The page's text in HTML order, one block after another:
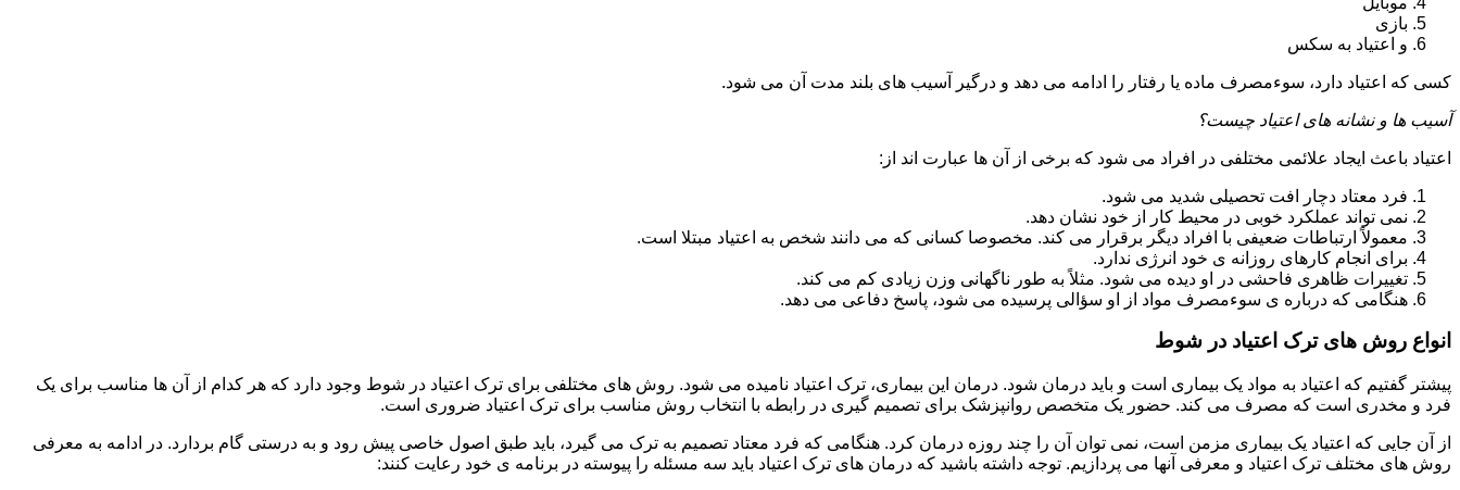
بازی
و اعتیاد به سکس
کسی که اعتیاد دارد، سوءمصرف ماده یا رفتار را ادامه می دهد و درگیر آسیب های بلند مدت آن می شود.
آسیب ها و نشانه های اعتیاد چیست؟
اعتیاد باعث ایجاد علائمی مختلفی در افراد می شود که برخی از آن ها عبارت اند از:
فرد معتاد دچار افت تحصیلی شدید می شود.
نمی تواند عملکرد خوبی در محیط کار از خود نشان دهد.
معمولاً ارتباطات ضعیفی با افراد دیگر برقرار می کند. مخصوصا کسانی که می دانند شخص به اعتیاد مبتلا است.
برای انجام کارهای روزانه ی خود انرژی ندارد.
تغییرات ظاهری فاحشی در او دیده می شود. مثلاً به طور ناگهانی وزن زیادی کم می کند.
هنگامی که درباره ی سوءمصرف مواد از او سؤالی پرسیده می شود، پاسخ دفاعی می دهد.
انواع روش های ترک اعتیاد در شوط
پیشتر گفتیم که اعتیاد به مواد یک بیماری است و باید درمان شود. درمان این بیماری، ترک اعتیاد نامیده می شود. روش های مختلفی برای ترک اعتیاد در شوط وجود دارد که هر کدام از آن ها مناسب برای یک
فرد و مخدری است که مصرف می کند. حضور یک متخصص روانپزشک برای تصمیم گیری در رابطه با انتخاب روش مناسب برای ترک اعتیاد ضروری است.
از آن جایی که اعتیاد یک بیماری مزمن است، نمی توان آن را چند روزه درمان کرد. هنگامی که فرد معتاد تصمیم به ترک می گیرد، باید طبق اصول خاصی پیش رود و به درستی گام بردارد. در ادامه به معرفی
روش های مختلف ترک اعتیاد و معرفی آنها می پردازیم. توجه داشته باشید که درمان های ترک اعتیاد باید سه مسئله را پیوسته در برنامه ی خود رعایت کنند: